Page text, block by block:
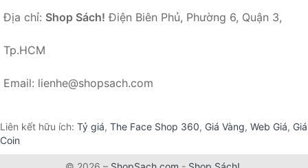
Địa chỉ: Shop Sách! Điện Biên Phủ, Phường 6, Quận 3,
Tp.HCM
Email: lienhe@shopsach.com
Liên kết hữu ích: Tỷ giá, The Face Shop 360, Giá Vàng, Web Giá, Giá
Coin